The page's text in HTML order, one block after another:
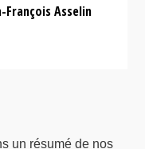
François Asselin
un résumé de nos